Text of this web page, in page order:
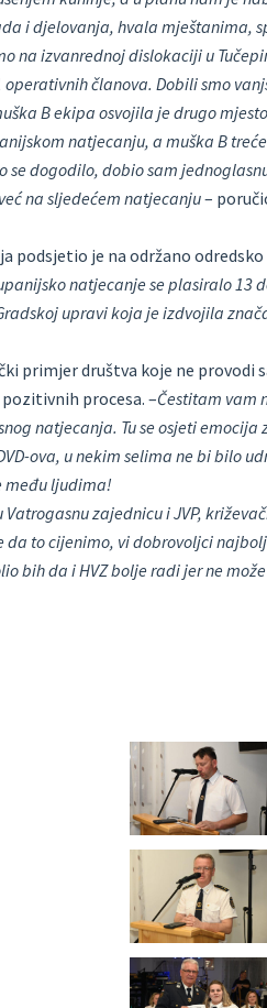
i djelovanja, hvala mještanima,
na izvanrednoj dislokaciji u
članova. Dobili smo
B ekipa osvojila je drugo
natjecanju, a muška B
dogodilo, dobio sam
na sljedećem natjecanju–
podsjetio je na održano
natjecanje se plasiralo 13
upravi koja je izdvojila
primjer društva koje ne provodi
procesa. –Čestitam vam
natjecanja. Tu se osjeti emocija
ova, u nekim selima ne bi bilo
među ljudima!
zajednicu i JVP,
to cijenimo, vi dobrovoljci
bih da i HVZ bolje radi jer ne